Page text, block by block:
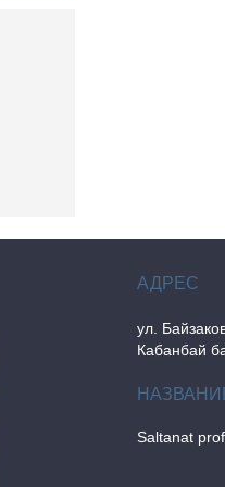
ул.
Кабанбай
Saltanat prof